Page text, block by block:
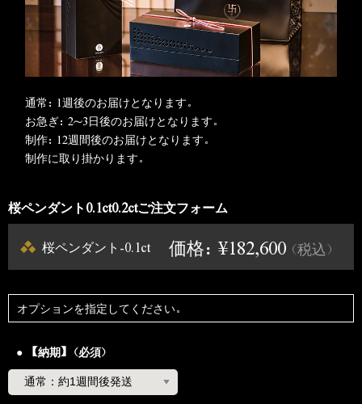
通常：1週後のお届けとなります。
お急ぎ：2～3日後のお届けとなります。
制作：12週間後のお届けとなります。
制作に取り掛かります。
桜ペンダント0.1ct0.2ctご注文フォーム
桜ペンダント-0.1ct 価格：¥182,600 （税込）
オプションを指定してください。
【納期】（必須）